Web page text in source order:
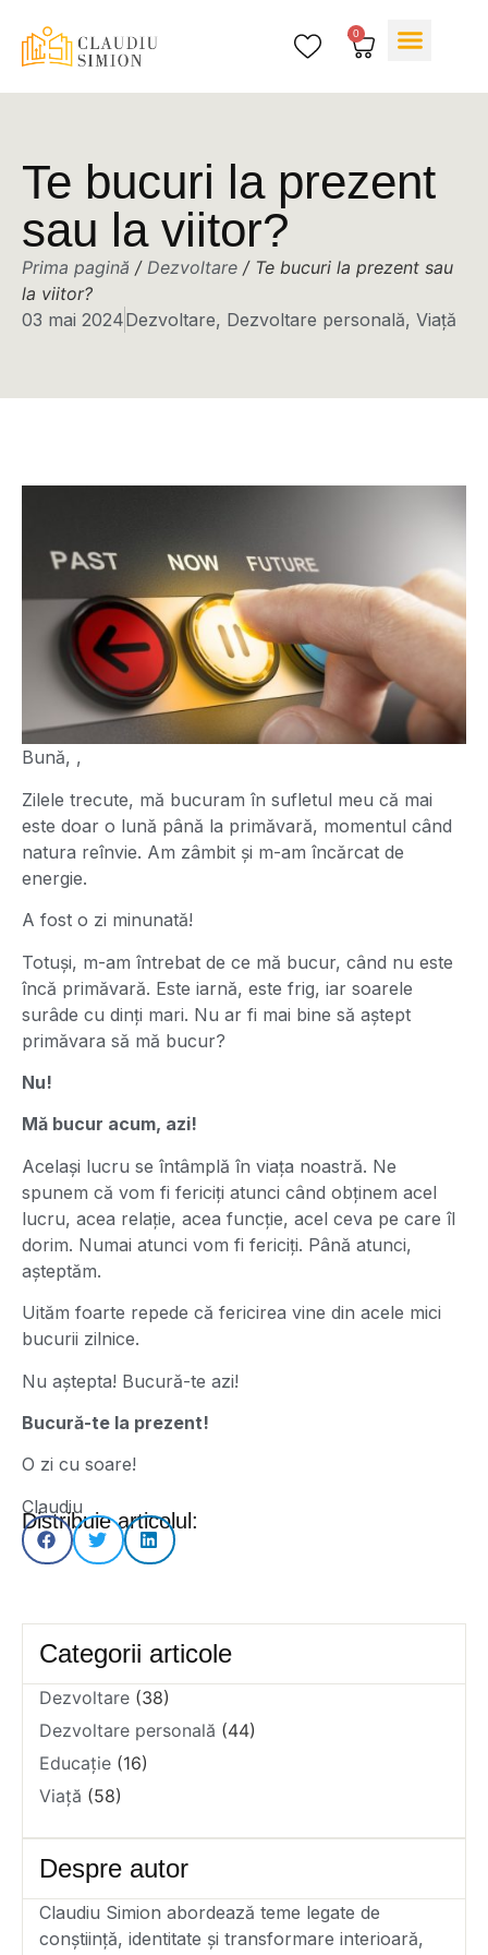
0
Te bucuri la prezent
sau la viitor?
Prima pagină / Dezvoltare / Te bucuri la prezent sau
la viitor?
03 mai 2024Dezvoltare, Dezvoltare personală, Viață
Bună, ,
Zilele trecute, mă bucuram în sufletul meu că mai
este doar o lună până la primăvară, momentul când
natura reînvie. Am zâmbit și m-am încărcat de
energie.
A fost o zi minunată!
Totuși, m-am întrebat de ce mă bucur, când nu este
încă primăvară. Este iarnă, este frig, iar soarele
surâde cu dinți mari. Nu ar fi mai bine să aștept
primăvara să mă bucur?
Nu!
Mă bucur acum, azi!
Același lucru se întâmplă în viața noastră. Ne
spunem că vom fi fericiți atunci când obținem acel
lucru, acea relație, acea funcție, acel ceva pe care îl
dorim. Numai atunci vom fi fericiți. Până atunci,
așteptăm.
Uităm foarte repede că fericirea vine din acele mici
bucurii zilnice.
Nu aștepta! Bucură-te azi!
Bucură-te la prezent!
O zi cu soare!
Claudiu
Distribuie articolul:
Categorii articole
Dezvoltare (38)
Dezvoltare personală (44)
Educație (16)
Viață (58)
Despre autor
Claudiu Simion abordează teme legate de
conștiință, identitate și transformare interioară,